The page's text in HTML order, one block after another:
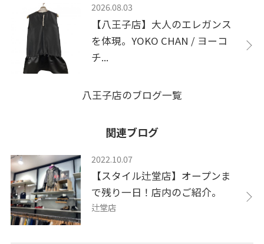
2026.08.03
【八王子店】大人のエレガンス
を体現。YOKO CHAN / ヨーコ
チ...
八王子店のブログ一覧
関連ブログ
2022.10.07
【スタイル辻堂店】オープンま
で残り一日！店内のご紹介。
辻堂店